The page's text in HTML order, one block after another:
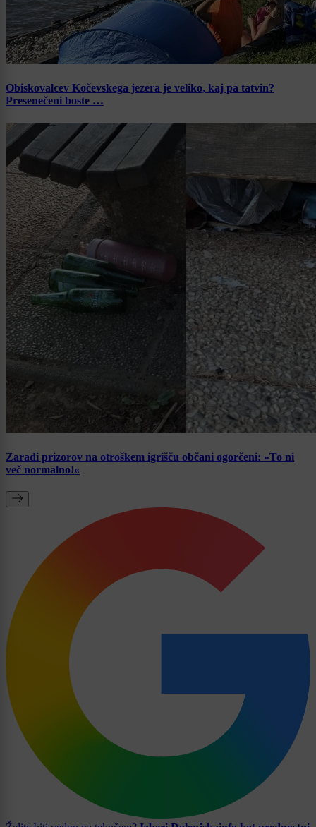
Obiskovalcev Kočevskega jezera je veliko, kaj pa tatvin?
Presenečeni boste …
Zaradi prizorov na otroškem igrišču občani ogorčeni: »To ni
več normalno!«